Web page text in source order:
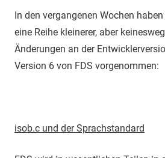
In den vergangenen Wochen
eine Reihe kleinerer, aber
Änderungen an der
Version 6 von FDS vorgenommen:
isob.c und der Sprachstandard